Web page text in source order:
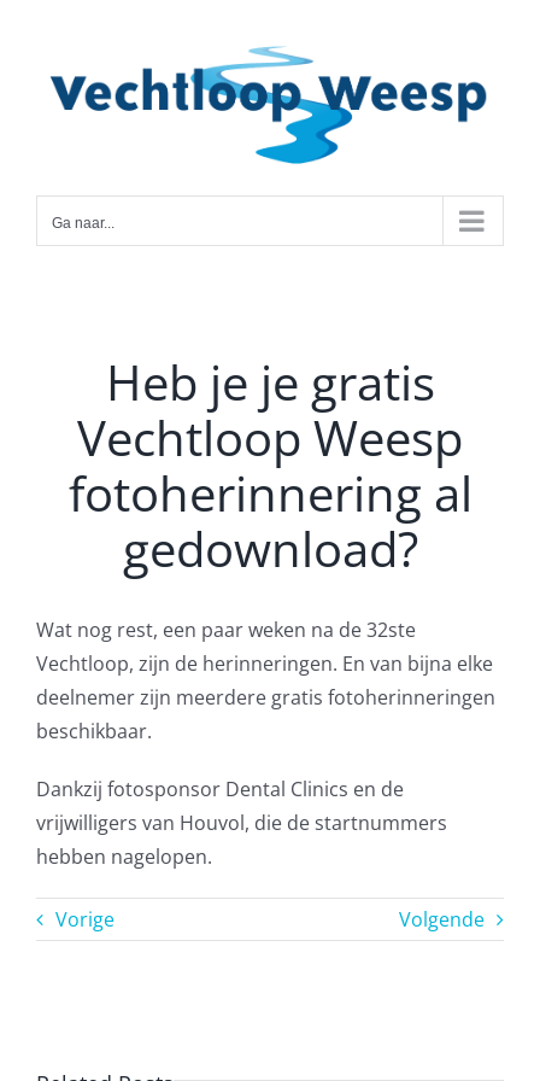
inhoud
Ga naar...
Heb je je gratis
Vechtloop Weesp
fotoherinnering al
gedownload?
Wat nog rest, een paar weken na de 32ste
Vechtloop, zijn de herinneringen. En van bijna elke
deelnemer zijn meerdere gratis fotoherinneringen
beschikbaar.
Dankzij fotosponsor Dental Clinics en de
vrijwilligers van Houvol, die de startnummers
hebben nagelopen.
Vorige Volgende